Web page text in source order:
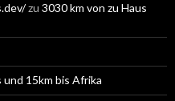
zu 3030 km von zu Haus
und 15km bis Afrika